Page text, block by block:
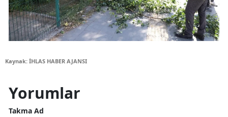
Kaynak: İHLAS HABER AJANSI
Yorumlar
Takma Ad